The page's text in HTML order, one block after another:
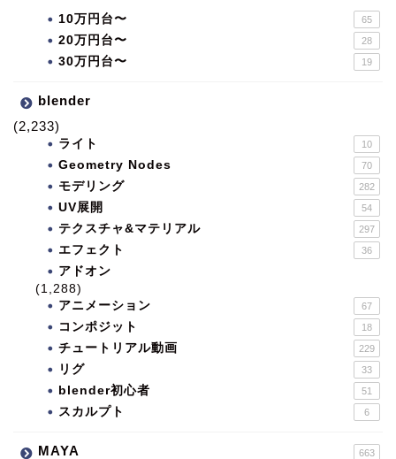
10万円台〜 65
20万円台〜 28
30万円台〜 19
blender
(2,233)
ライト 10
Geometry Nodes 70
モデリング 282
UV展開 54
テクスチャ&マテリアル 297
エフェクト 36
アドオン
(1,288)
アニメーション
67
コンポジット 18
チュートリアル動画 229
リグ 33
blender初心者 51
スカルプト 6
MAYA 663